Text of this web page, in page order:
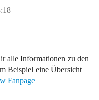
alle Informationen zu den
Beispiel eine Übersicht
Fanpage